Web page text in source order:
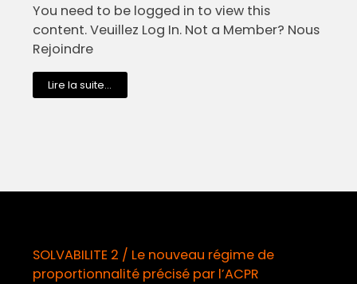
You need to be logged in to view this
content. Veuillez Log In. Not a Member? Nous
Rejoindre
Lire la suite...
SOLVABILITE 2 / Le nouveau régime de
proportionnalité précisé par l’ACPR